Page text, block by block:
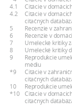
4.1
Citácie v
4.2
Citácie v
citačných
5
Recenzie v
6
Recenzie v
7
Umelecké kritiky
8
Umelecké kritiky
9
Reprodukcie
médiu
*9
Citácie v
citačných
10
Reprodukcie
*10
Citácie v
citačných